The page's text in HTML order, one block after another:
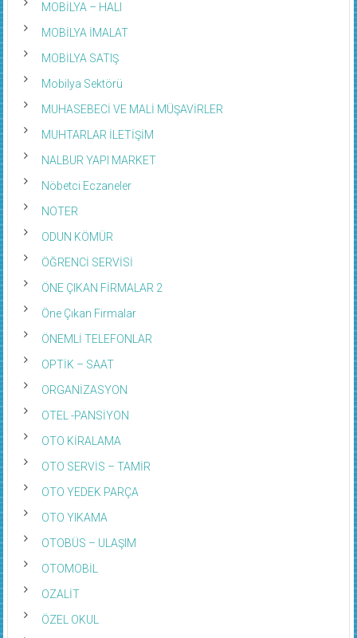
MOBİLYA – HALI
MOBİLYA İMALAT
MOBİLYA SATIŞ
Mobilya Sektörü
MUHASEBECİ VE MALİ MÜŞAVİRLER
MUHTARLAR İLETİŞİM
NALBUR YAPI MARKET
Nöbetci Eczaneler
NOTER
ODUN KÖMÜR
ÖĞRENCİ SERVİSİ
ÖNE ÇIKAN FİRMALAR 2
Öne Çıkan Firmalar
ÖNEMLİ TELEFONLAR
OPTİK – SAAT
ORGANİZASYON
OTEL -PANSİYON
OTO KİRALAMA
OTO SERVİS – TAMİR
OTO YEDEK PARÇA
OTO YIKAMA
OTOBÜS – ULAŞIM
OTOMOBİL
OZALİT
ÖZEL OKUL